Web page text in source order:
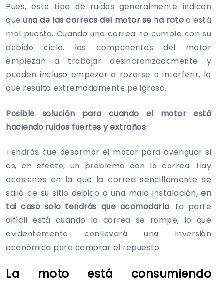
Pues, este tipo de ruidos generalmente indican
que una de las correas del motor se ha roto o está
mal puesta. Cuando una correa no cumple con su
debido ciclo, los componentes del motor
empiezan a trabajar desincronizadamente y
pueden incluso empezar a rozarse o interferir, lo
que resulta extremadamente peligroso.
Posible solución para cuando el motor está
haciendo ruidos fuertes y extraños
Tendrás que desarmar el motor para averiguar si
es, en efecto, un problema con la correa. Hay
ocasiones en la que la correa sencillamente se
salió de su sitio debido a una mala instalación, en
tal caso solo tendrás que acomodarla. La parte
difícil está cuando la correa se rompe, lo que
evidentemente conllevará una inversión
económica para comprar el repuesto.
La moto está consumiendo